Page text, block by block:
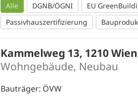
Alle DGNB/ÖGNI EU
Passivhauszertifizierung
Kammelweg 13, 1210 Wien
Wohngebäude, Neubau
Bauträger: ÖVW